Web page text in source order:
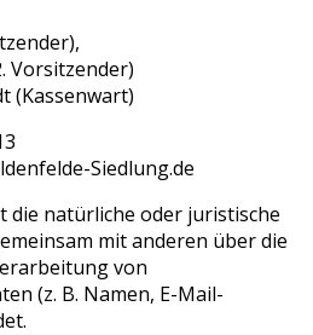
Vorsitzender)
(Kassenwart)
Siedlung.de
die natürliche oder juristische
mit anderen über die
von
(z. B. Namen, E-Mail-